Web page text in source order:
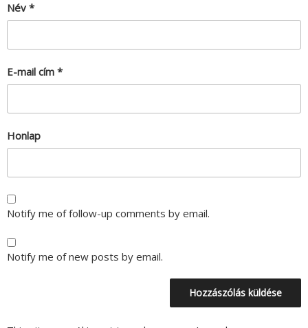
Név *
E-mail cím *
Honlap
Notify me of follow-up comments by email.
Notify me of new posts by email.